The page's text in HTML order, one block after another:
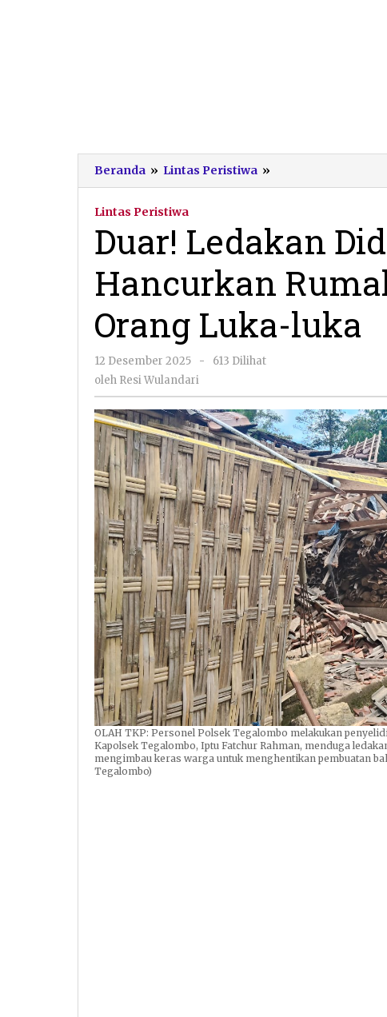
Beranda » Lintas Peristiwa »
Ledakan
Hancurkan
Rumah
Tegalombo,
Orang
Luka-
Lintas Peristiwa
Duar! Ledakan
Hancurkan
Orang Luka-luka
12 Desember 2025
oleh
Resi
-
613 Dilihat
oleh Resi Wulandari
OLAH TKP: Personel Polsek Tegalombo melakukan
Kapolsek Tegalombo, Iptu Fatchur Rahman, menduga
mengimbau keras warga untuk menghentikan pembuatan
Tegalombo)